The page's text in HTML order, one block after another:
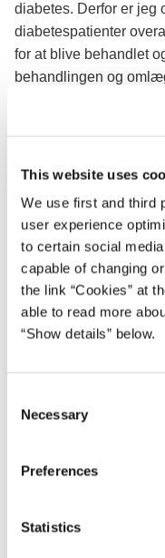
This website uses
We use first and third
user experience
to certain social
capable of changing
the link “Cookies” at
able to read more
“Show details” below.
Necessary
Preferences
Statistics
diabetes. Derfor er jeg
diabetespatienter
for at blive behandlet
behandlingen og
sundhedsminister
alvorlig sygdom, som
en diabetesdiagnose i
langt de fleste kan
sygdom, hvis de
ændrer livsstil. Men
ikke er i behandling
sygdommen har
diabetes, og vi skal
borgere, der allerede
som er syge uden at